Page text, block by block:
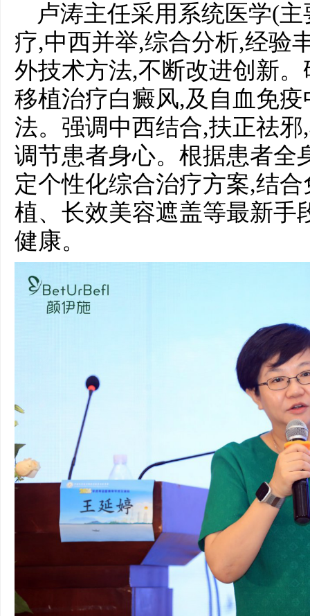
卢涛主任采用系统医学(
疗,中西并举,综合分析,经验
外技术方法,不断改进创新
移植治疗白癜风,及自血免
法。强调中西结合,扶正祛
调节患者身心。根据患者全
定个性化综合治疗方案,结
植、长效美容遮盖等最新手
健康。